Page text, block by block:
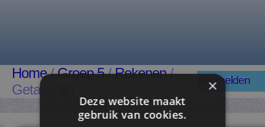
Home/Groep 5/Rekenen/
Getallenlijn
Aanmelden
×
Deze website maakt
gebruik van cookies.